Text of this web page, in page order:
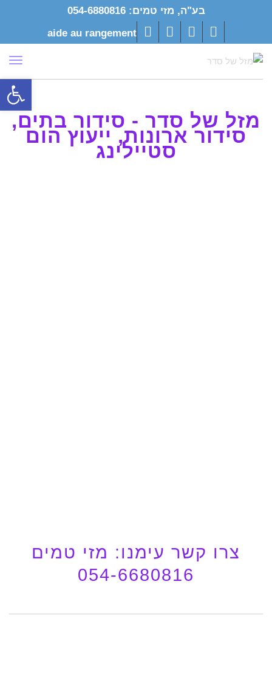
פתח
בע"ה, מזי טמים: 054-6880816
Facebook
Twitter
Google+
LinkedIn
aide au rangement
מזל של סדר - סידור בתים,
סידור ארונות, ייעוץ הום
סטיילינג
צרו קשר עימנו: מזי טמים
054-6680816